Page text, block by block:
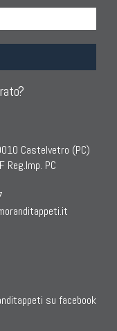
Castelvetro (PC)
Reg.Imp. PC